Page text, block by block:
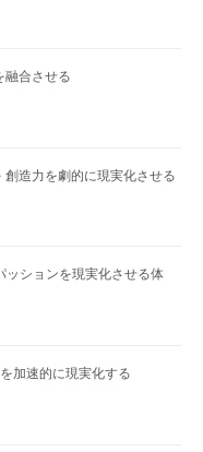
融合させる
造力を劇的に現実化させる
ッションを現実化させる体
加速的に現実化する